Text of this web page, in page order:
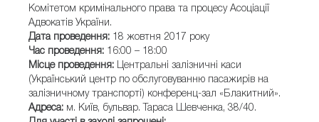
Комітетом кримінального права та процесу Асоціації
Адвокатів України.
Дата проведення: 18 жовтня 2017 року
Час проведення: 16:00 – 18:00
Місце проведення: Центральні залізничні каси
(Український центр по обслуговуванню пасажирів на
залізничному транспорті) конференц-зал «Блакитний».
Адреса: м. Київ, бульвар. Тараса Шевченка, 38/40.